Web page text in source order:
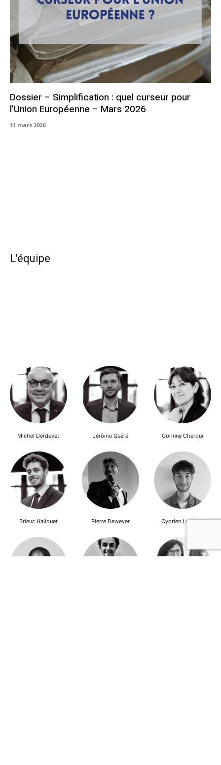
Dossier – Simplification : quel curseur pour
l’Union Européenne – Mars 2026
11 mars 2026
L'équipe
Michel Derdevet Jérôme Quéré Corinne Cherqui
Brieuc Hallouet Pierre Dewever Cyprien Lambert